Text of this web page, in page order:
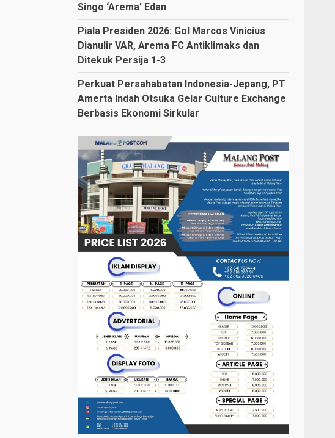
Singo ‘Arema’ Edan
Piala Presiden 2026: Gol Marcos Vinicius
Dianulir VAR, Arema FC Antiklimaks dan
Ditekuk Persija 1-3
Perkuat Persahabatan Indonesia-Jepang, PT
Amerta Indah Otsuka Gelar Culture Exchange
Berbasis Ekonomi Sirkular